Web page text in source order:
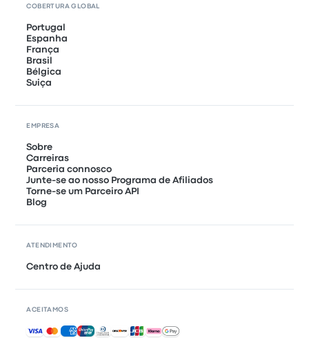
COBERTURA GLOBAL
Portugal
Espanha
França
Brasil
Bélgica
Suiça
EMPRESA
Sobre
Carreiras
Parceria connosco
Junte-se ao nosso Programa de Afiliados
Torne-se um Parceiro API
Blog
ATENDIMENTO
Centro de Ajuda
ACEITAMOS
Pagamentos aceites